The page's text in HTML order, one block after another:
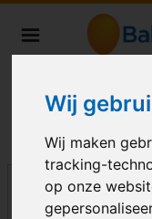
Wij
Wij maken
tracking-
op onze